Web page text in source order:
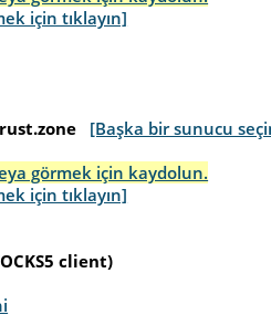
için tıklayın]
[Başka bir sunucu
görmek için kaydolun.
için tıklayın]
client)